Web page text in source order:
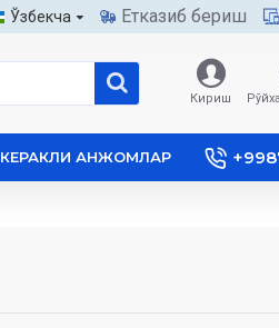
Ўзбекча Етказиб бериш
Кириш
КЕРАКЛИ АНЖОМЛАР